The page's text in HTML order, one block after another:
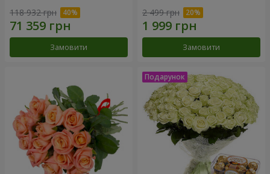
118 932 грн
Замовити
2 499 грн
Замовити